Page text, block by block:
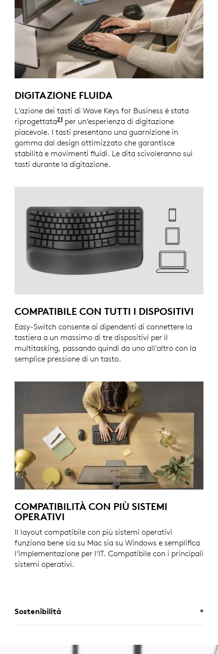
DIGITAZIONE FLUIDA
L'azione dei tasti di Wave Keys for Business è stata
riprogettata21 rispetto alla tastiera Logitech Wave
per un’esperienza di digitazione
piacevole. I tasti presentano una guarnizione in
gomma dal design ottimizzato che garantisce
stabilità e movimenti fluidi. Le dita scivoleranno sui
tasti durante la digitazione.
COMPATIBILE CON TUTTI I DISPOSITIVI
Easy-Switch consente ai dipendenti di connettere la
tastiera a un massimo di tre dispositivi per il
multitasking, passando quindi da uno all'altro con la
semplice pressione di un tasto.
COMPATIBILITÀ CON PIÙ SISTEMI
OPERATIVI
Il layout compatibile con più sistemi operativi
funziona bene sia su Mac sia su Windows e semplifica
l’implementazione per l’IT. Compatibile con i principali
sistemi operativi.
Sostenibilità
UNA SCELTA CHE TI FARÀ